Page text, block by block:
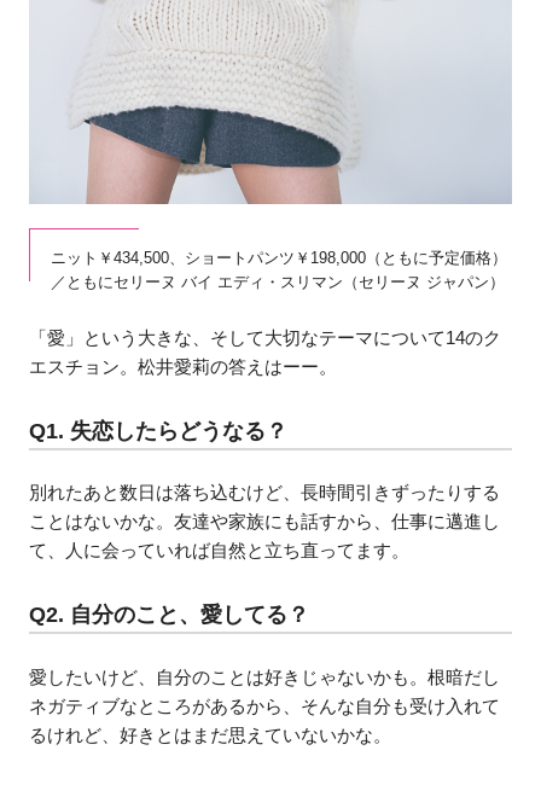
ニット￥434,500、ショートパンツ￥198,000（ともに予定価格）
／ともにセリーヌ バイ エディ・スリマン（セリーヌ ジャパン）
「愛」という大きな、そして大切なテーマについて14のク
エスチョン。松井愛莉の答えはーー。
Q1. 失恋したらどうなる？
別れたあと数日は落ち込むけど、長時間引きずったりする
ことはないかな。友達や家族にも話すから、仕事に邁進し
て、人に会っていれば自然と立ち直ってます。
Q2. 自分のこと、愛してる？
愛したいけど、自分のことは好きじゃないかも。根暗だし
ネガティブなところがあるから、そんな自分も受け入れて
るけれど、好きとはまだ思えていないかな。